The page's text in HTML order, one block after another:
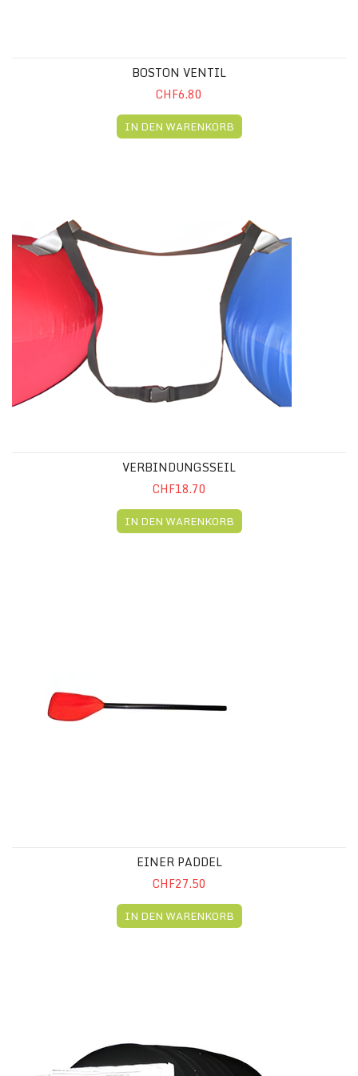
BOSTON VENTIL
CHF6.80
IN DEN WARENKORB
VERBINDUNGSSEIL
CHF18.70
IN DEN WARENKORB
EINER PADDEL
CHF27.50
IN DEN WARENKORB